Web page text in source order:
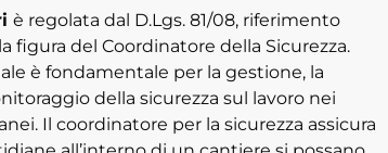
è regolata dal D.Lgs. 81/08, riferimento
figura del Coordinatore della Sicurezza.
è fondamentale per la gestione, la
della sicurezza sul lavoro nei
Il coordinatore per la sicurezza assicura